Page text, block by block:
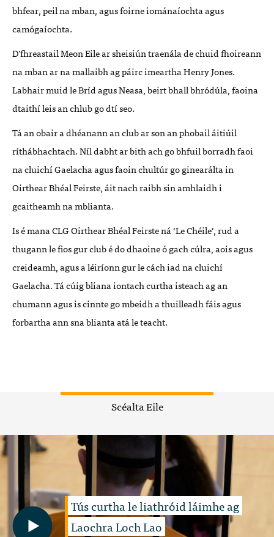
bhfear, peil na mban, agus foirne iománaíochta agus
camógaíochta.
D'fhreastail Meon Eile ar sheisiún traenála de chuid fhoireann
na mban ar na mallaibh ag páirc imeartha Henry Jones.
Labhair muid le Bríd agus Neasa, beirt bhall bhródúla, faoina
dtaithí leis an chlub go dtí seo.
Tá an obair a dhéanann an club ar son an phobail áitiúil
ríthábhachtach. Níl dabht ar bith ach go bhfuil borradh faoi
na cluichí Gaelacha agus faoin chultúr go ginearálta in
Oirthear Bhéal Feirste, áit nach raibh sin amhlaidh i
gcaitheamh na mblianta.
Is é mana CLG Oirthear Bhéal Feirste ná ‘Le Chéile’, rud a
thugann le fios gur club é do dhaoine ó gach cúlra, aois agus
creideamh, agus a léiríonn gur le cách iad na cluichí
Gaelacha. Tá cúig bliana iontach curtha isteach ag an
chumann agus is cinnte go mbeidh a thuilleadh fáis agus
forbartha ann sna blianta atá le teacht.
Scéalta Eile
Tús curtha le liathróid láimhe ag
Laochra Loch Lao